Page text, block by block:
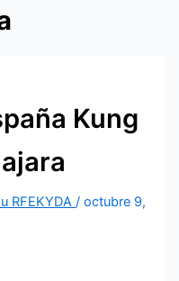
Kung
RFEKYDA/octubre 9,